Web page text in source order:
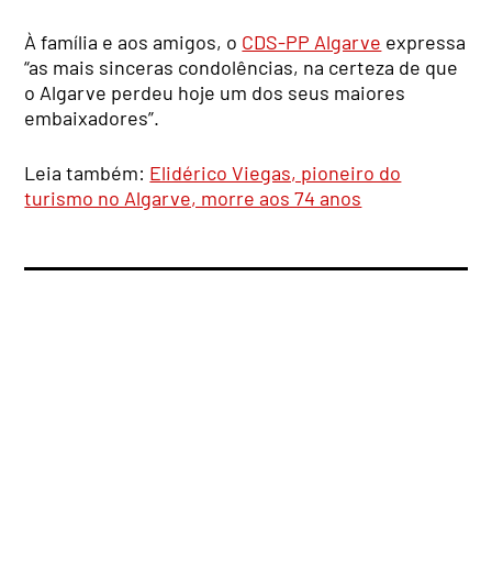
À família e aos amigos, o CDS-PP Algarve expressa
“as mais sinceras condolências, na certeza de que
o Algarve perdeu hoje um dos seus maiores
embaixadores”.
Leia também: Elidérico Viegas, pioneiro do
turismo no Algarve, morre aos 74 anos